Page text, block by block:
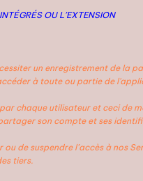
OU L’EXTENSION
un enregistrement de la
à toute ou partie de
chaque utilisateur et ceci de
son compte et ses
de suspendre l’accès à nos
tiers.